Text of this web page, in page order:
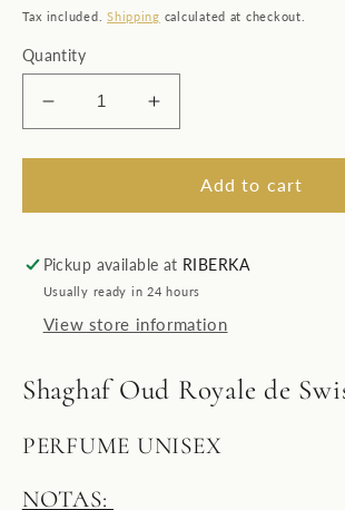
price
Tax included.Shipping calculated at checkout.
Quantity
Decrease
quantity
for
Oud
Swiss
Arabian|
de
ml
Increase
quantity
for
Shaghaf
Oud
Swiss
Arabian|
de
75
ml
Add to cart
Pickup available at RIBERKA
Usually ready in 24 hours
View store information
Shaghaf Oud Royale de
PERFUME UNISEX
NOTAS: